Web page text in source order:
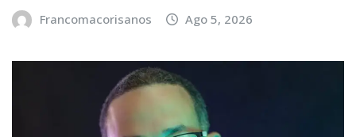
Francomacorisanos Ago 5, 2026